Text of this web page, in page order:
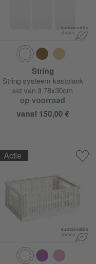
String
String systeem kastplank
set van 3 78x30cm
op voorraad
vanaf 150,00 €
Actie